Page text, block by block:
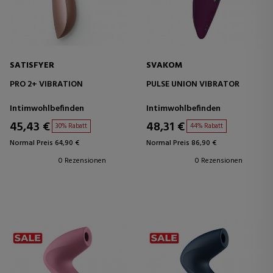
SATISFYER
PRO 2+ VIBRATION
Intimwohlbefinden
45,43 € 30% Rabatt
Normal Preis 64,90 €
0 Rezensionen
SVAKOM
PULSE UNION VIBRATOR
Intimwohlbefinden
48,31 € 44% Rabatt
Normal Preis 86,90 €
0 Rezensionen